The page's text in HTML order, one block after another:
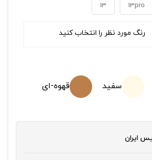
13pro
13
رنگ مورد نظر را انتخاب کنید
سفید قهوه-ای
ایران